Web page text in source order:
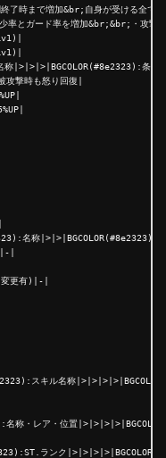
時まで増加&br;自身が受ける全て
ガード率を増加&br;&br;・攻撃力
称|>|>|>|BGCOLOR(#8e2323):条
撃時も怒り回復|
名称|>|>|BGCOLOR(#8e2323):
|-|
(変更有)|-|
スキル名称
名称・レア・位置
ランク